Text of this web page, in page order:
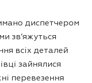
диспетчером
зв’яжуться
всіх деталей
зайнялися
перевезення